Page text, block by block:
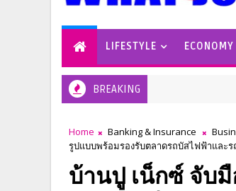
LIFESTYLE ECONOMY
BREAKING
Home Banking & Insurance
รูปแบบพร้อมรองรับตลาดรถบัสไฟฟ้าและ
บ้านปู เน็กซ์ จับมื